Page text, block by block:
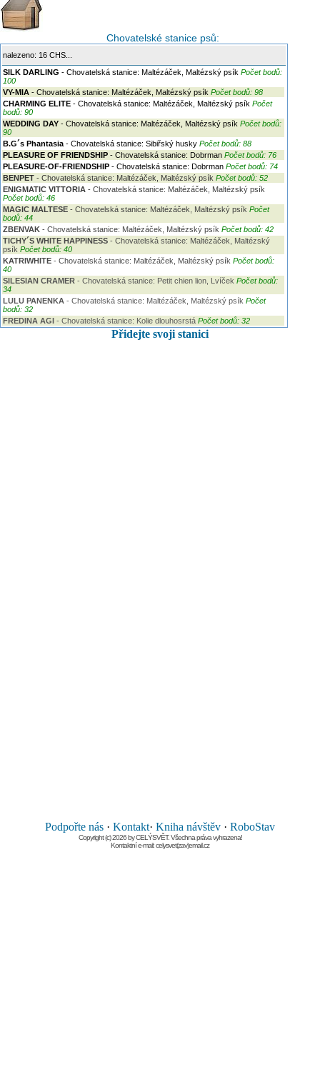
Chovatelské stanice psů:
nalezeno: 16 CHS...
SILK DARLING - Chovatelská stanice: Maltézáček, Maltézský psík Počet bodů:
100
VY-MIA - Chovatelská stanice: Maltézáček, Maltézský psík Počet bodů: 98
CHARMING ELITE - Chovatelská stanice: Maltézáček, Maltézský psík Počet
bodů: 90
WEDDING DAY - Chovatelská stanice: Maltézáček, Maltézský psík Počet bodů:
90
B.G´s Phantasia - Chovatelská stanice: Sibiřský husky Počet bodů: 88
PLEASURE OF FRIENDSHIP - Chovatelská stanice: Dobrman Počet bodů: 76
PLEASURE-OF-FRIENDSHIP - Chovatelská stanice: Dobrman Počet bodů: 74
BENPET - Chovatelská stanice: Maltézáček, Maltézský psík Počet bodů: 52
ENIGMATIC VITTORIA - Chovatelská stanice: Maltézáček, Maltézský psík
Počet bodů: 46
MAGIC MALTESE - Chovatelská stanice: Maltézáček, Maltézský psík Počet
bodů: 44
ZBENVAK - Chovatelská stanice: Maltézáček, Maltézský psík Počet bodů: 42
TICHY´S WHITE HAPPINESS - Chovatelská stanice: Maltézáček, Maltézský
psík Počet bodů: 40
KATRIWHITE - Chovatelská stanice: Maltézáček, Maltézský psík Počet bodů:
40
SILESIAN CRAMER - Chovatelská stanice: Petit chien lion, Lvíček Počet bodů:
34
LULU PANENKA - Chovatelská stanice: Maltézáček, Maltézský psík Počet
bodů: 32
FREDINA AGI - Chovatelská stanice: Kolie dlouhosrstá Počet bodů: 32
Přidejte svoji stanici
Podpořte nás · Kontakt· Kniha návštěv · RoboStav
Copyright (c) 2026 by CELÝSVĚT. Všechna práva vyhrazena!
Kontaktní e-mail: celysvet(zav)email.cz